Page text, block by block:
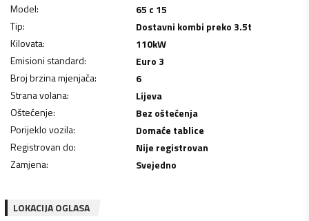
Model:
65 c 15
Tip:
Dostavni kombi preko 3.5t
Kilovata: 110kW
Emisioni standard:
Euro 3
Broj brzina mjenjača:
6
Strana volana:
Lijeva
Oštećenje:
Bez oštećenja
Porijeklo vozila:
Domaće tablice
Registrovan do:
Nije registrovan
Zamjena: Svejedno
LOKACIJA OGLASA